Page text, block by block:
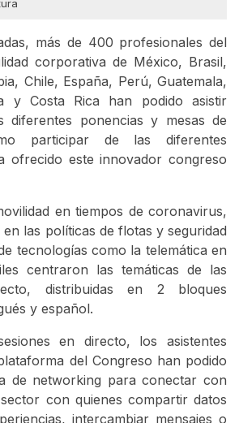
más de 400 profesionales del
corporativa de México, Brasil,
Chile, España, Perú, Guatemala,
y Costa Rica han podido asistir
diferentes ponencias y mesas de
participar de las diferentes
ofrecido este innovador congreso
en tiempos de coronavirus,
las políticas de flotas y seguridad
tecnologías como la telemática en
centraron las temáticas de las
distribuidas en 2 bloques
y español.
en directo, los asistentes
del Congreso han podido
de networking para conectar con
con quienes compartir datos
intercambiar mensajes o